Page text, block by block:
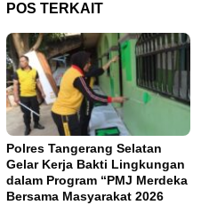
POS TERKAIT
Polres Tangerang Selatan
Gelar Kerja Bakti Lingkungan
dalam Program “PMJ Merdeka
Bersama Masyarakat 2026